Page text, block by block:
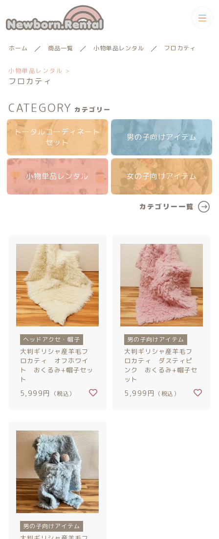
ホーム 商品一覧 小物単品レンタル フロカティ
小物単品レンタル >
フロカティ
CATEGORY カテゴリー
トータルコーディネート
セット
男の子向けアイテム
小物単品レンタル 女の子向けアイテム
カテゴリー一覧
ヘッドアクセ・帽子
大判ギリシャ産羊毛フ
ロカティ オフホワイ
ト おくるみ+帽子セッ
ト
5,999円 （税込）
男の子向けアイテム
大判ギリシャ産羊毛フ
ロカティ ダスティピ
ンク おくるみ+帽子セ
ット
5,999円 （税込）
男の子向けアイテム
カテゴリー
セット
女の子向けアイテム
ランキング
新着商品
商品一覧
注文履歴
ご利用ガイド/送料
当店について
ブログ
男の子向けアイテム
小物単品レンタル
女の子向けアイテム
販売商品
プロの肌補正
全てのアイテム
絞り込み検索
親カテゴリー
子カテゴリー
その他
在庫あり セール
並び順